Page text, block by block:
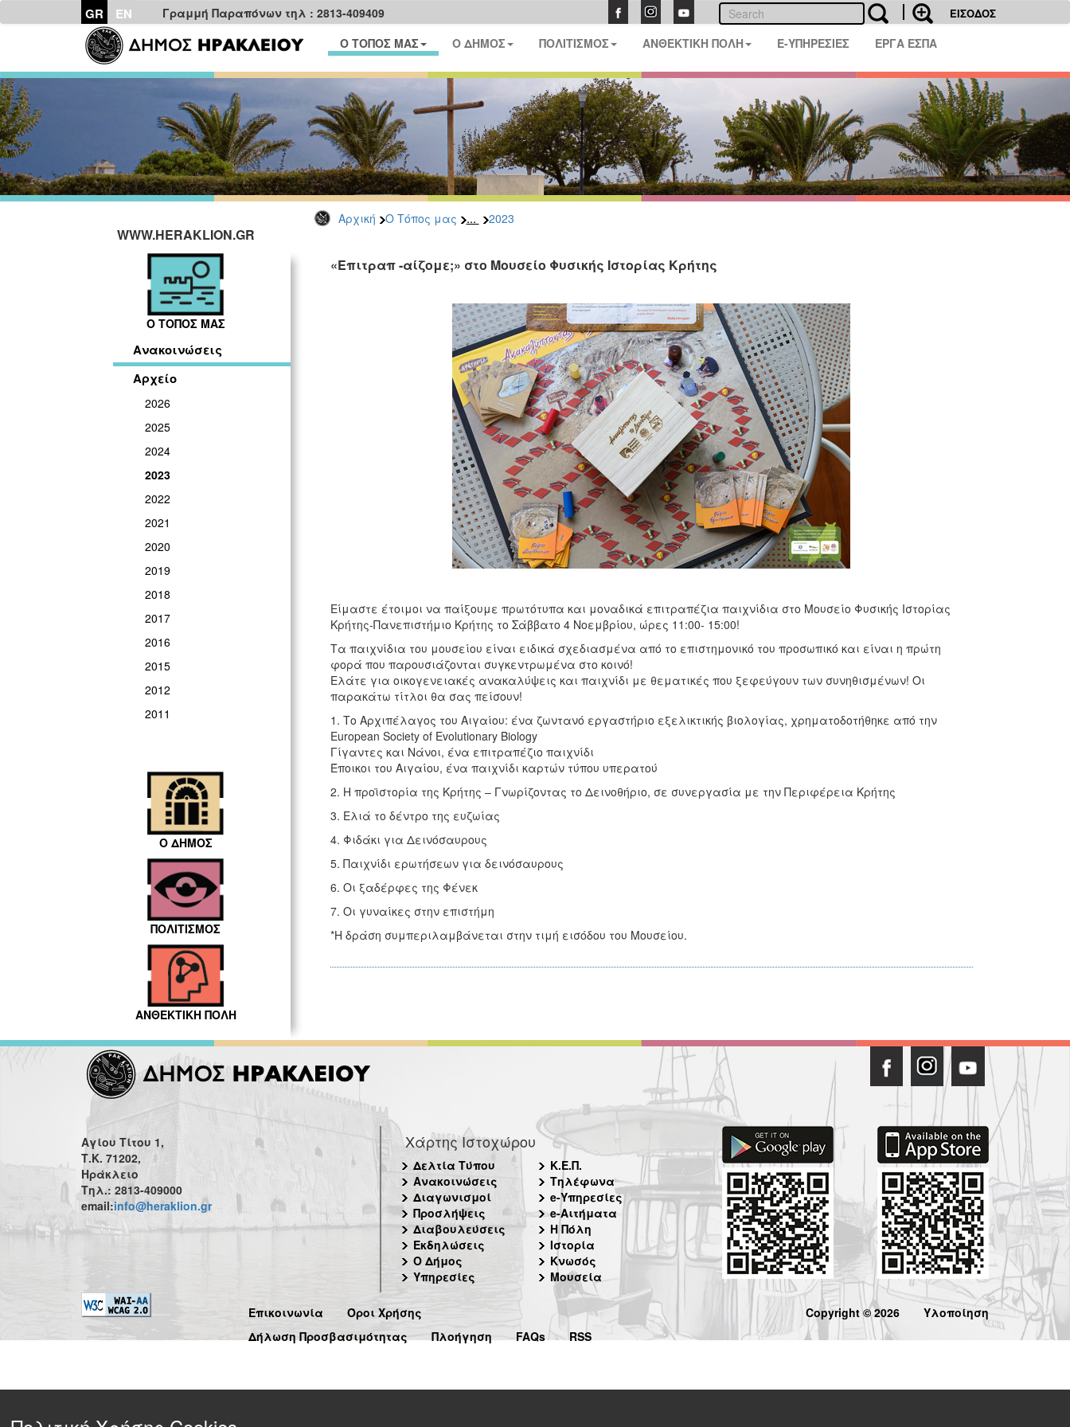
GR EN Γραμμή Παραπόνων τηλ : 2813-409409 ΕΙΣΟΔΟΣ
Ο ΤΟΠΟΣ ΜΑΣ Ο ΔΗΜΟΣ ΠΟΛΙΤΙΣΜΟΣ ΑΝΘΕΚΤΙΚΗ ΠΟΛΗ E-ΥΠΗΡΕΣΙΕΣ ΕΡΓΑ ΕΣΠΑ
Αρχική Ο Τόπος μας ... 2023
WWW.HERAKLION.GR
Ο ΤΟΠΟΣ ΜΑΣ
Ανακοινώσεις
Αρχείο
2026
2025
2024
2023
2022
2021
2020
2019
2018
2017
2016
2015
2012
2011
Ο ΔΗΜΟΣ
ΠΟΛΙΤΙΣΜΟΣ
ΑΝΘΕΚΤΙΚΗ ΠΟΛΗ
«Επιτραπ -αίζομε;» στο Μουσείο Φυσικής Ιστορίας Κρήτης
Είμαστε έτοιμοι να παίξουμε πρωτότυπα και μοναδικά επιτραπέζια παιχνίδια στο Μουσείο Φυσικής Ιστορίας
Κρήτης-Πανεπιστήμιο Κρήτης το Σάββατο 4 Νοεμβρίου, ώρες 11:00- 15:00!
Τα παιχνίδια του μουσείου είναι ειδικά σχεδιασμένα από το επιστημονικό του προσωπικό και είναι η πρώτη
φορά που παρουσιάζονται συγκεντρωμένα στο κοινό!
Ελάτε για οικογενειακές ανακαλύψεις και παιχνίδι με θεματικές που ξεφεύγουν των συνηθισμένων! Οι
παρακάτω τίτλοι θα σας πείσουν!
1. Το Αρχιπέλαγος του Αιγαίου: ένα ζωντανό εργαστήριο εξελικτικής βιολογίας, χρηματοδοτήθηκε από την
European Society of Evolutionary Biology
Γίγαντες και Νάνοι, ένα επιτραπέζιο παιχνίδι
Έποικοι του Αιγαίου, ένα παιχνίδι καρτών τύπου υπερατού
2. Η προϊστορία της Κρήτης – Γνωρίζοντας το Δεινοθήριο, σε συνεργασία με την Περιφέρεια Κρήτης
3. Ελιά το δέντρο της ευζωίας
4. Φιδάκι για Δεινόσαυρους
5. Παιχνίδι ερωτήσεων για δεινόσαυρους
6. Οι ξαδέρφες της Φένεκ
7. Οι γυναίκες στην επιστήμη
*Η δράση συμπεριλαμβάνεται στην τιμή εισόδου του Μουσείου.
Αγίου Τίτου 1,
Τ.Κ. 71202,
Ηράκλειο
Τηλ.: 2813-409000
email:info@heraklion.gr
Χάρτης Ιστοχώρου
Δελτία Τύπου
Ανακοινώσεις
Διαγωνισμοί
Προσλήψεις
Διαβουλεύσεις
Εκδηλώσεις
Ο Δήμος
Υπηρεσίες
Κ.Ε.Π.
Τηλέφωνα
e-Υπηρεσίες
e-Αιτήματα
Η Πόλη
Ιστορία
Κνωσός
Μουσεία
Επικοινωνία
Όροι Χρήσης
Δήλωση Προσβασιμότητας
Πλοήγηση FAQs RSS
Copyright © 2026 Υλοποίηση